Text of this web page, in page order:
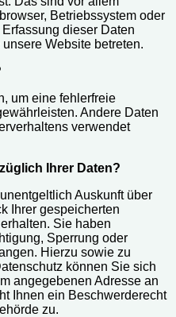
Betriebssystem oder
dieser Daten
Website betreten.
um eine fehlerfreie
Andere Daten
verwendet
Ihrer Daten?
Auskunft über
Ihrer gespeicherten
Sie haben
Sperrung oder
Hierzu sowie zu
können Sie sich
angegebenen Adresse an
Ihnen ein Beschwerderecht
zu.